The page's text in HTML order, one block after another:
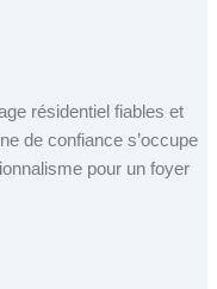
résidentiel fiables et
de confiance s’occupe
pour un foyer